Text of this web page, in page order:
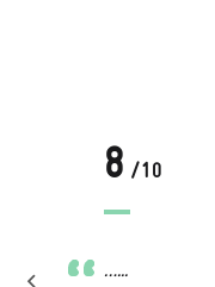
8 /10
…...